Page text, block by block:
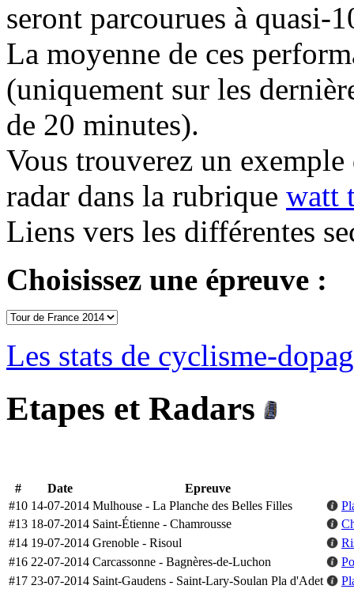
seront parcourues à quasi-
La moyenne de ces
(uniquement sur les
de 20 minutes).
Vous trouverez un
radar dans la rubrique watt
Liens vers les différentes
Choisissez une épreuve :
Les stats de cyclisme-
Etapes et Radars
# Date
Epreuve
#10 14-07-2014 Mulhouse - La Planche des Belles Filles
#13 18-07-2014 Saint-Étienne - Chamrousse
#14 19-07-2014 Grenoble - Risoul
#16 22-07-2014 Carcassonne - Bagnères-de-Luchon
#17 23-07-2014 Saint-Gaudens - Saint-Lary-Soulan Pla d'Adet